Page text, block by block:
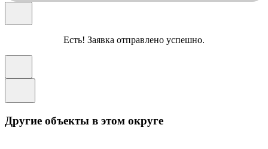
Есть! Заявка отправлено успешно.
Другие объекты в этом округе